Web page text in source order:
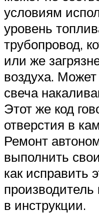
условиям
уровень
трубопровод,
или же
воздуха.
свеча
Этот же код
отверстия в
Ремонт
выполнить
как исправить
в инструкции.